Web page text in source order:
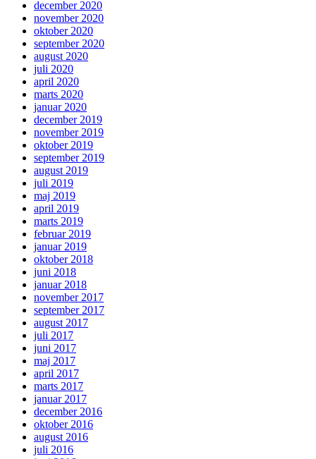
december 2020
november 2020
oktober 2020
september 2020
august 2020
juli 2020
april 2020
marts 2020
januar 2020
december 2019
november 2019
oktober 2019
september 2019
august 2019
juli 2019
maj 2019
april 2019
marts 2019
februar 2019
januar 2019
oktober 2018
juni 2018
januar 2018
november 2017
september 2017
august 2017
juli 2017
juni 2017
maj 2017
april 2017
marts 2017
januar 2017
december 2016
oktober 2016
august 2016
juli 2016